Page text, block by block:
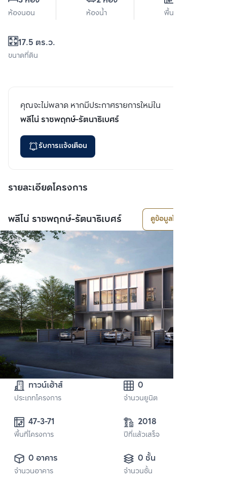
ห้องนอน ห้องน้ำ พื้นที่ใช้สอย
17.5 ตร.ว.
ขนาดที่ดิน
คุณจะไม่พลาด หากมีประกาศรายการใหม่ใน
พลีโน่ ราชพฤกษ์-รัตนาธิเบศร์
รับการแจ้งเตือน
รายละเอียดโครงการ
พลีโน่ ราชพฤกษ์-รัตนาธิเบศร์ ดูข้อมูลโครงการ
ทาวน์เฮ้าส์
ประเภทโครงการ
0
จำนวนยูนิต
47-3-71
พื้นที่โครงการ
2018
ปีที่แล้วเสร็จ
0 อาคาร
จำนวนอาคาร
0 ชั้น
จำนวนชั้น